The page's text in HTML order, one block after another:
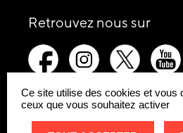
Retrouvez nous surles
:
picto-
facebook
picto-
instagram
picto-
x-
Ce site utilise des cookies et vous
ceux que vous souhaitez activer